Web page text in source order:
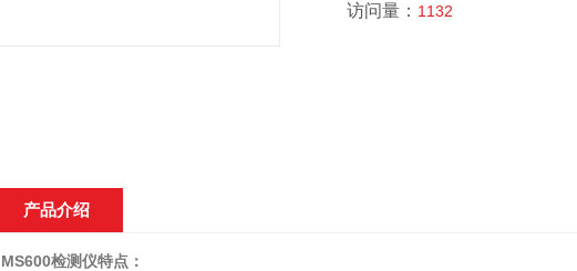
访问量： 1132
产品介绍
MS600检测仪特点：